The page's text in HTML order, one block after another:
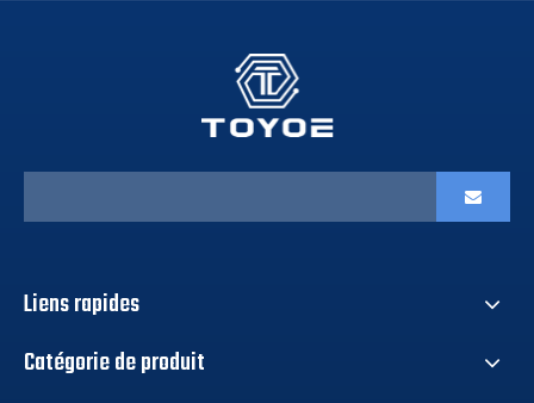
Liens rapides
Catégorie de produit